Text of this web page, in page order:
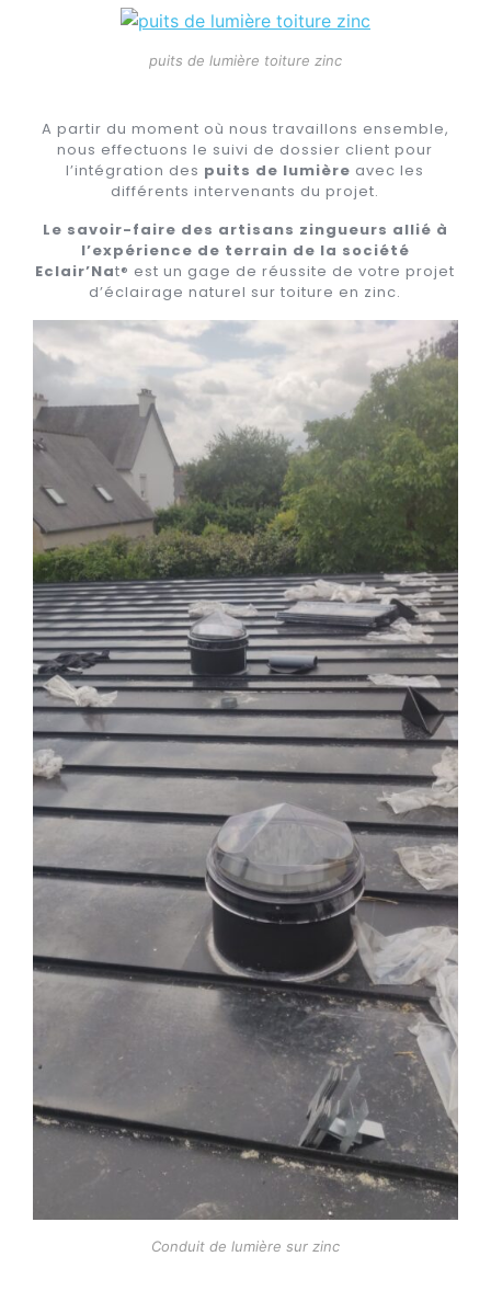
puits de lumière toiture zinc
A partir du moment où nous travaillons ensemble,
nous effectuons le suivi de dossier client pour
l’intégration des puits de lumière avec les
différents intervenants du projet.
Le savoir-faire des artisans zingueurs allié à
l’expérience de terrain de la société
Eclair’Nat® est un gage de réussite de votre projet
d’éclairage naturel sur toiture en zinc.
Conduit de lumière sur zinc